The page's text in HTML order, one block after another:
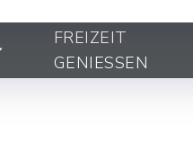
FREIZEIT
GENIESSEN